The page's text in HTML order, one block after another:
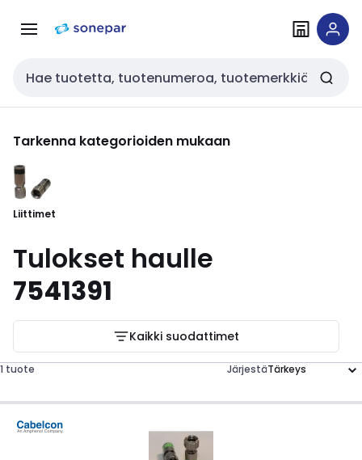
navigointiinsisältöön
Haku
Tarkenna kategorioiden mukaan
Liittimet
Tulokset haulle
7541391
Kaikki suodattimet
1 tuote Järjestä